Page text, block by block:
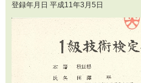
登録年月日 平成11年3月5日